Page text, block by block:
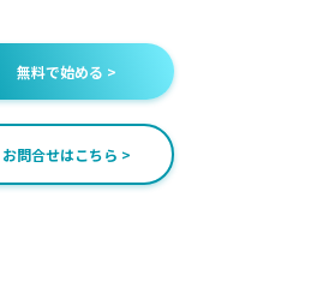
無料で始める >
お問合せはこちら >